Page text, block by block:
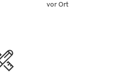
vor Ort